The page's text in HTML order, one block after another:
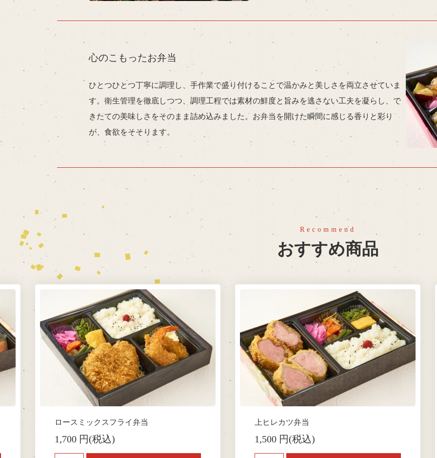
心のこもったお弁当
ひとつひとつ丁寧に調理し、手作業で盛り付けることで温かみと美しさを両立させていま
す。衛生管理を徹底しつつ、調理工程では素材の鮮度と旨みを逃さない工夫を凝らし、で
きたての美味しさをそのまま詰め込みました。お弁当を開けた瞬間に感じる香りと彩り
が、食欲をそそります。
おすすめ商品
ロースミックスフライ弁当
1,700 円(税込)
上ヒレカツ弁当
1,500 円(税込)